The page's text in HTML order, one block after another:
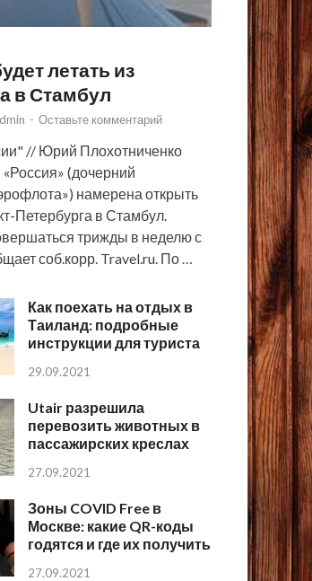
летать из
в Стамбул
- Оставьте комментарий
// Юрий Плохотниченко
(дочерний
намерена открыть
Петербурга в Стамбул.
трижды в неделю с
соб.корр. Travel.ru. По …
Как поехать на отдых в
Таиланд: подробные
инструкции для туриста
29.09.2021
Utair разрешила
перевозить животных в
пассажирских креслах
27.09.2021
Зоны COVID Free в
Москве: какие QR-коды
годятся и где их получить
27.09.2021